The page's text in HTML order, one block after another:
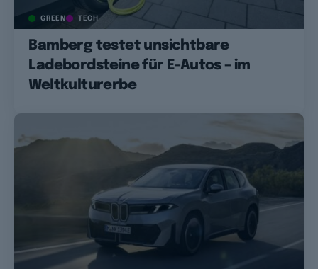
GREEN TECH
Bamberg testet unsichtbare
Ladebordsteine für E-Autos – im
Weltkulturerbe